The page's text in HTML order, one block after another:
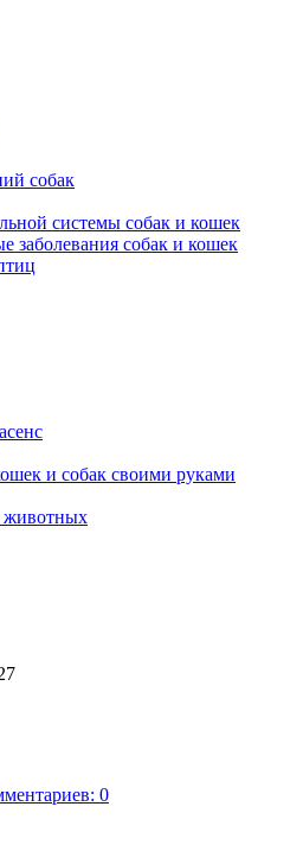
собак
системы собак и кошек
заболевания собак и кошек
и собак своими руками
животных
0